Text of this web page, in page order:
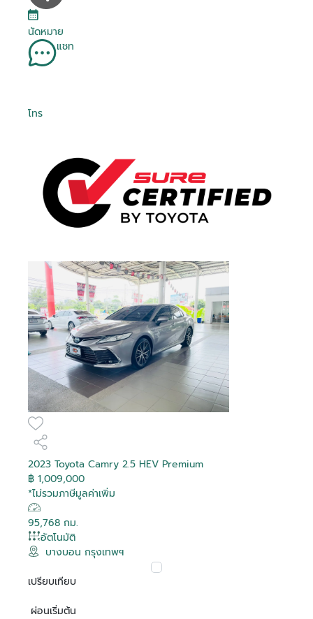
นัดหมาย
แชท
โทร
2023 Toyota Camry 2.5 HEV Premium
฿ 1,009,000
*ไม่รวมภาษีมูลค่าเพิ่ม
95,768 กม.
อัตโนมัติ
บางบอน กรุงเทพฯ
เปรียบเทียบ
ผ่อนเริ่มต้น